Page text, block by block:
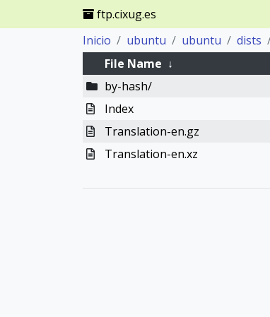
ftp.cixug.es
Inicio
ubuntu ubuntu dists
File Name ↓
by-hash/
Index
Translation-en.gz
Translation-en.xz